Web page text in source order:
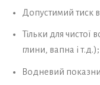
Допустимий тиск
Тільки для чистої
глини, вапна і т.д.);
Водневий